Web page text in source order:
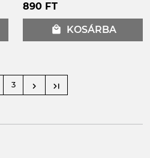
890 FT
local_mall KOSÁRBA
3 navigate_next last_page